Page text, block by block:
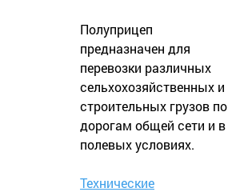
Полуприцеп
предназначен для
перевозки различных
сельхохозяйственных и
строительных грузов по
дорогам общей сети и в
полевых условиях.
Технические